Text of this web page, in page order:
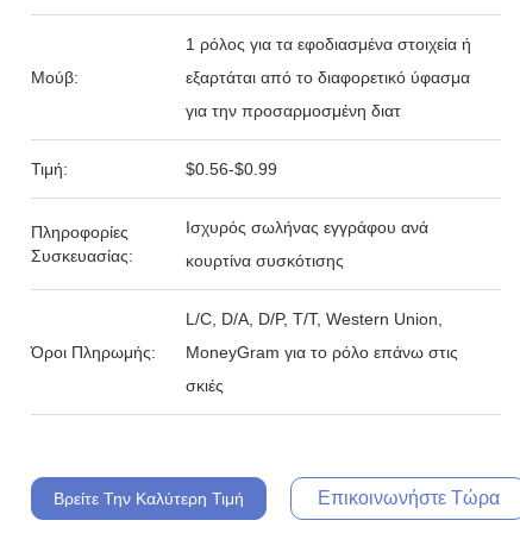
Μούβ:
1 ρόλος για τα εφοδιασμένα στοιχεία ή
εξαρτάται από το διαφορετικό ύφασμα
για την προσαρμοσμένη διατ
Τιμή: $0.56-$0.99
Πληροφορίες
Συσκευασίας:
Ισχυρός σωλήνας εγγράφου ανά
κουρτίνα συσκότισης
Όροι Πληρωμής:
L/C, D/A, D/P, T/T, Western Union,
MoneyGram για το ρόλο επάνω στις
σκιές
Βρείτε Την Καλύτερη Τιμή Επικοινωνήστε Τώρα